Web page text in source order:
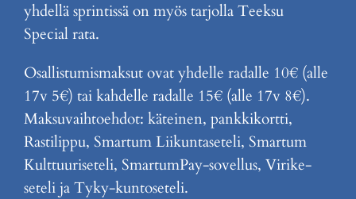
yhdellä sprintissä on myös tarjolla Teeksu
Special rata.
Osallistumismaksut ovat yhdelle radalle 10€ (alle
17v 5€) tai kahdelle radalle 15€ (alle 17v 8€).
Maksuvaihtoehdot: käteinen, pankkikortti,
Rastilippu, Smartum Liikuntaseteli, Smartum
Kulttuuriseteli, SmartumPay-sovellus, Virike-
seteli ja Tyky-kuntoseteli.